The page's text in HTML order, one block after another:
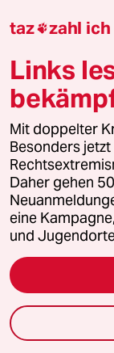
MG
Liebe
Das
Diese
taz zahl ich
Links
Mit doppelter
Besonders
Daher gehen
eine
und